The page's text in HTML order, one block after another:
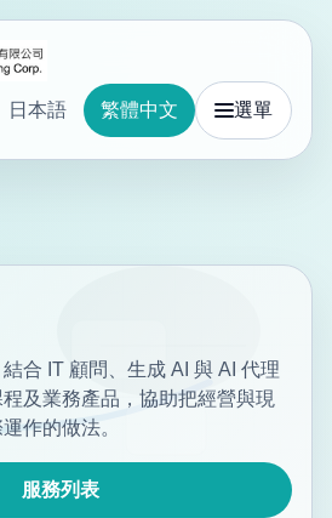
日本語 繁體中文 選單
合 IT 顧問、生成 AI 與 AI 代理
及業務產品，協助把經營與現
作的做法。
服務列表